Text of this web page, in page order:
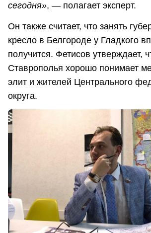
сегодня», — полагает эксперт.
Он также считает, что занять
кресло в Белгороде у Гладкого
получится. Фетисов утверждает,
Ставрополья хорошо понимает
элит и жителей Центрального
округа.